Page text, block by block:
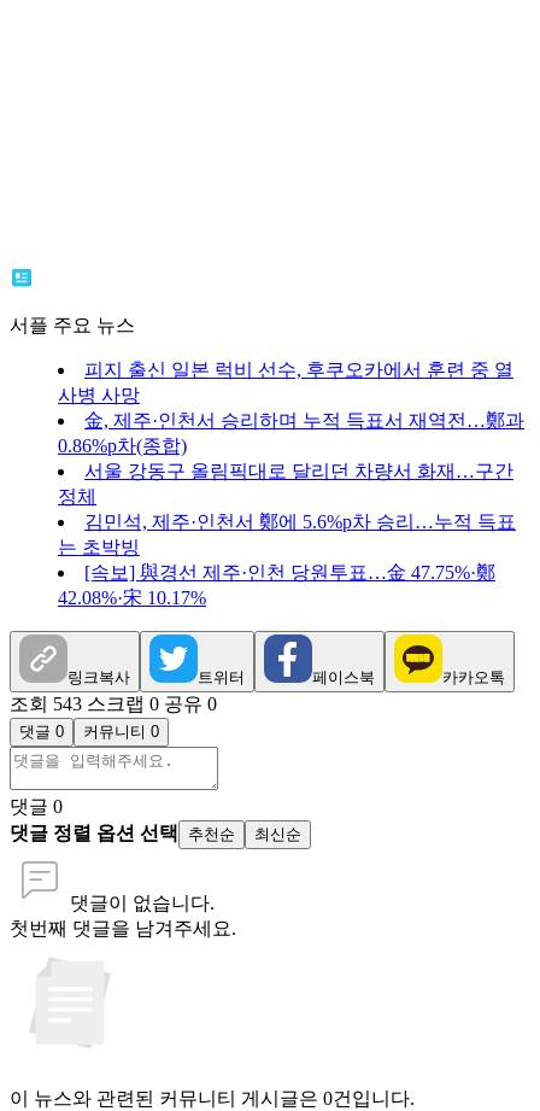
서플 주요 뉴스
피지 출신 일본 럭비 선수, 후쿠오카에서 훈련 중 열
사병 사망
金, 제주·인천서 승리하며 누적 득표서 재역전…鄭과
0.86%p차(종합)
서울 강동구 올림픽대로 달리던 차량서 화재…구간
정체
김민석, 제주·인천서 鄭에 5.6%p차 승리…누적 득표
는 초박빙
[속보] 與경선 제주·인천 당원투표…金 47.75%·鄭
42.08%·宋 10.17%
링크복사 트위터 페이스북 카카오톡
조회 543 스크랩 0 공유 0
댓글 0 커뮤니티 0
댓글 0
댓글 정렬 옵션 선택
추천순 최신순
댓글이 없습니다.
첫번째 댓글을 남겨주세요.
이 뉴스와 관련된 커뮤니티 게시글은 0건입니다.